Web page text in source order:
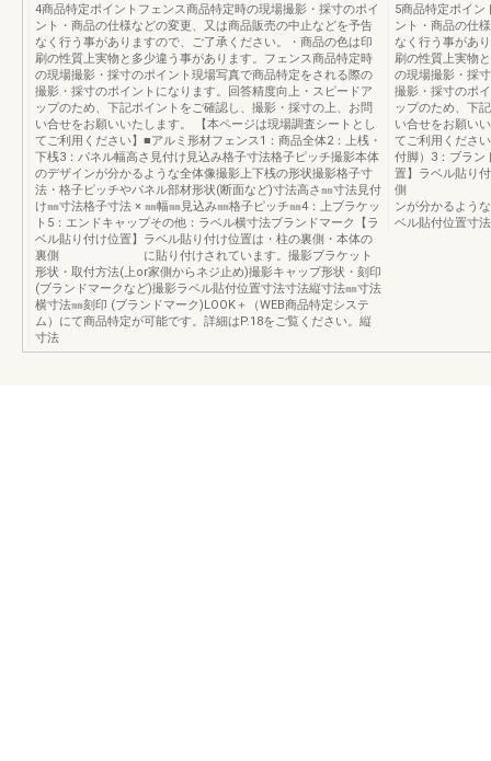
4商品特定ポイントフェンス商品特定時の現場撮影・採寸のポイ
ント・商品の仕様などの変更、又は商品販売の中止などを予告
なく行う事がありますので、ご了承ください。・商品の色は印
刷の性質上実物と多少違う事があります。フェンス商品特定時
の現場撮影・採寸のポイント現場写真で商品特定をされる際の
撮影・採寸のポイントになります。回答精度向上・スピードア
ップのため、下記ポイントをご確認し、撮影・採寸の上、お問
い合せをお願いいたします。 【本ページは現場調査シートとし
てご利用ください】■アルミ形材フェンス1：商品全体2：上桟・
下桟3：パネル幅高さ見付け見込み格子寸法格子ピッチ撮影本体
のデザインが分かるような全体像撮影上下桟の形状撮影格子寸
法・格子ピッチやパネル部材形状(断面など)寸法高さ㎜寸法見付
け㎜寸法格子寸法 × ㎜幅㎜見込み㎜格子ピッチ㎜4：上ブラケッ
ト5：エンドキャップその他：ラベル横寸法ブランドマーク【ラ
ベル貼り付け位置】ラベル貼り付け位置は・柱の裏側・本体の
裏側 に貼り付けされています。撮影ブラケット
形状・取付方法(上or家側からネジ止め)撮影キャップ形状・刻印
(ブランドマークなど)撮影ラベル貼付位置寸法寸法縦寸法㎜寸法
横寸法㎜刻印 (ブランドマーク)LOOK＋（WEB商品特定システ
ム）にて商品特定が可能です。詳細はP.18をご覧ください。縦
寸法
5商品特定ポイン
ント・商品の仕
なく行う事があ
刷の性質上実物
の現場撮影・採
撮影・採寸のポ
ップのため、下
い合せをお願い
てご利用くださ
付脚）3：ブラン
置】ラベル貼り
側 に貼り付
ンが分かるよう
ベル貼付位置寸